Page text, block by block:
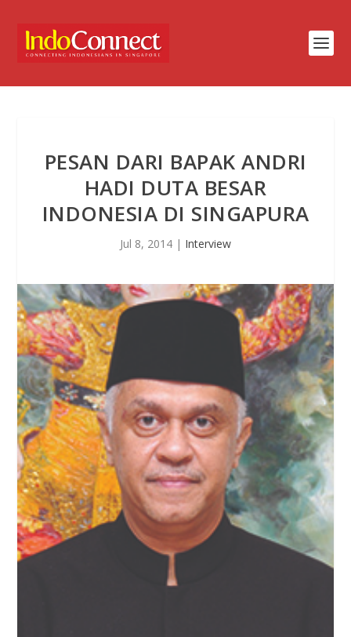
PESAN DARI BAPAK ANDRI
HADI DUTA BESAR
INDONESIA DI SINGAPURA
Jul 8, 2014 | Interview